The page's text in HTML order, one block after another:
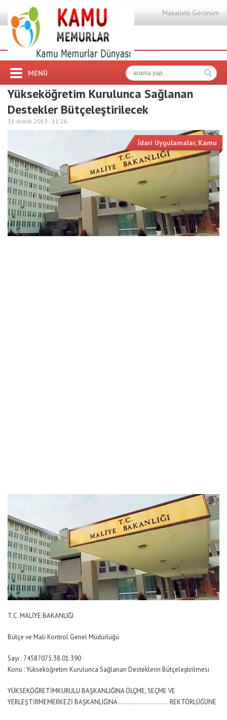
Masaüstü Görünüm
MENÜ
Yükseköğretim Kurulunca Sağlanan
Destekler Bütçeleştirilecek
31 Aralık 2013 - 11:26
İdari Uygulamalar, Kamu
T.C. MALİYE BAKANLIĞI
Bütçe ve Mali Kontrol Genel Müdürlüğü
Sayı : 74587075.38.01.390
Konu : Yükseköğretim Kurulunca Sağlanan Desteklerin Bütçeleştirilmesi
YÜKSEKÖĞRETİMKURULU BAŞKANLIĞINA ÖLÇME, SEÇME VE
YERLEŞTİRMEMERKEZİ BAŞKANLIĞINA ……………………. REKTÖRLÜĞÜNE